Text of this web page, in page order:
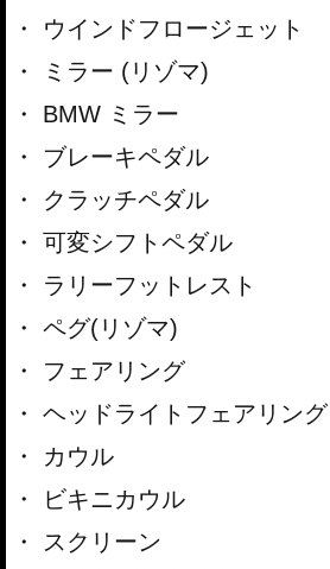
ウインドフロージェット
ミラー (リゾマ)
BMW ミラー
ブレーキペダル
クラッチペダル
可変シフトペダル
ラリーフットレスト
ペグ(リゾマ)
フェアリング
ヘッドライトフェアリング
カウル
ビキニカウル
スクリーン